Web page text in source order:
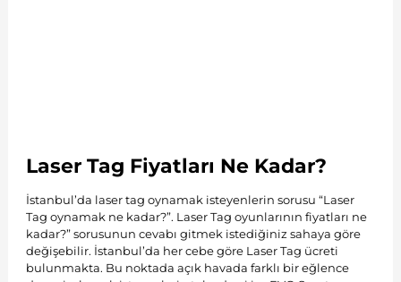
Laser Tag Fiyatları Ne Kadar?
İstanbul’da laser tag oynamak isteyenlerin sorusu “Laser
Tag oynamak ne kadar?”. Laser Tag oyunlarının fiyatları ne
kadar?” sorusunun cevabı gitmek istediğiniz sahaya göre
değişebilir. İstanbul’da her cebe göre Laser Tag ücreti
bulunmakta. Bu noktada açık havada farklı bir eğlence